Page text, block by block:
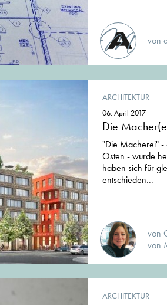
von
ARCHITEKTUR
06. April 2017
Die
"Die Macherei" -
Osten - wurde
haben sich für
entschieden...
von
von
ARCHITEKTUR